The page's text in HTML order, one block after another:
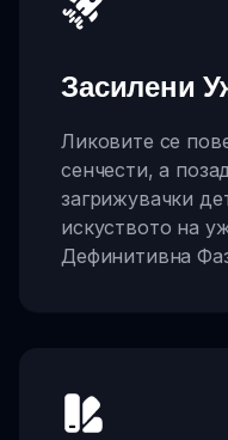
Засилени
Ликовите се
сенчести, а
загрижувачки
искуството на
Дефинитивна